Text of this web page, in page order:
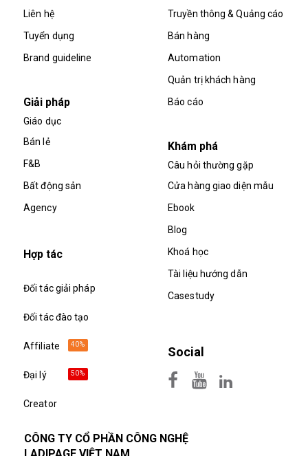
Khám phá
Câu hỏi thường gặp
Tài liệu hướng dẫn
Ebook
Blog
Khoá học
Casestudy
Cửa hàng giao diện mẫu
Giải pháp
Giáo dục
Bán lẻ
F&B
Bất động sản
Agency
Liên hệ
Tuyển dụng
Brand guideline
Truyền thông & Quảng cáo
Bán hàng
Automation
Quản trị khách hàng
Báo cáo
CÔNG TY CỔ PHẦN CÔNG NGHỆ
Creator
Đại lý
Affiliate 40%
Hợp tác
Đối tác giải pháp
Đối tác đào tạo
50%
Social